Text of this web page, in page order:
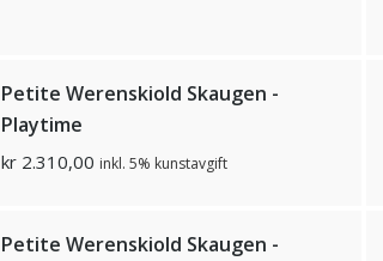
Petite Werenskiold Skaugen -
Playtime
kr 2.310,00 inkl. 5% kunstavgift
Petite Werenskiold Skaugen -